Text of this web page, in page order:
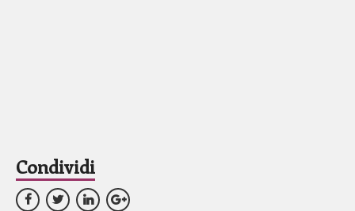
Condividi